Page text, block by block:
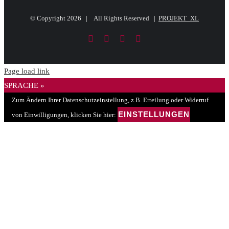
© Copyright 2026 | All Rights Reserved | PROJEKT_XL
FacebookLinkedIn
PayPal
Page load link
SPRACHE »
Zum Ändern Ihrer Datenschutzeinstellung, z.B. Erteilung oder Widerruf
von Einwilligungen, klicken Sie hier: EINSTELLUNGEN